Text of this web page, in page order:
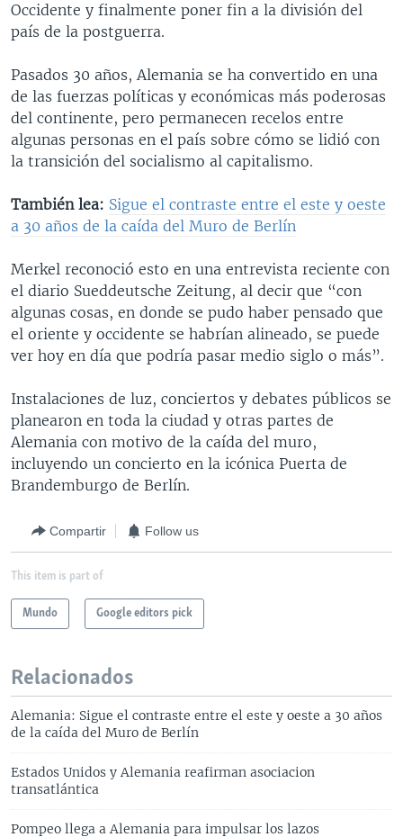
Occidente y finalmente poner fin a la división del
país de la postguerra.
Pasados 30 años, Alemania se ha convertido en una
de las fuerzas políticas y económicas más poderosas
del continente, pero permanecen recelos entre
algunas personas en el país sobre cómo se lidió con
la transición del socialismo al capitalismo.
También lea: Sigue el contraste entre el este y oeste
a 30 años de la caída del Muro de Berlín
Merkel reconoció esto en una entrevista reciente con
el diario Sueddeutsche Zeitung, al decir que “con
algunas cosas, en donde se pudo haber pensado que
el oriente y occidente se habrían alineado, se puede
ver hoy en día que podría pasar medio siglo o más”.
Instalaciones de luz, conciertos y debates públicos se
planearon en toda la ciudad y otras partes de
Alemania con motivo de la caída del muro,
incluyendo un concierto en la icónica Puerta de
Brandemburgo de Berlín.
Compartir Follow us
This item is part of
Mundo Google editors pick
Relacionados
Alemania: Sigue el contraste entre el este y oeste a 30 años
de la caída del Muro de Berlín
Estados Unidos y Alemania reafirman asociacion
transatlántica
Pompeo llega a Alemania para impulsar los lazos